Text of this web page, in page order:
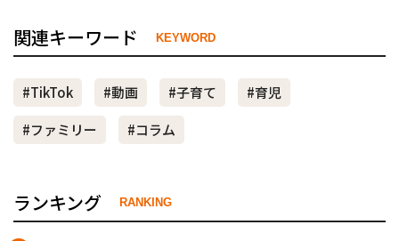
関連キーワード KEYWORD
#TikTok #動画 #子育て
#育児
#ファミリー
#コラム
ランキング RANKING